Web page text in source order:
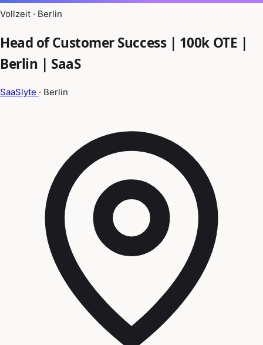
Vollzeit · Berlin
Head of Customer Success | 100k OTE |
Berlin | SaaS
SaaSlyte · Berlin